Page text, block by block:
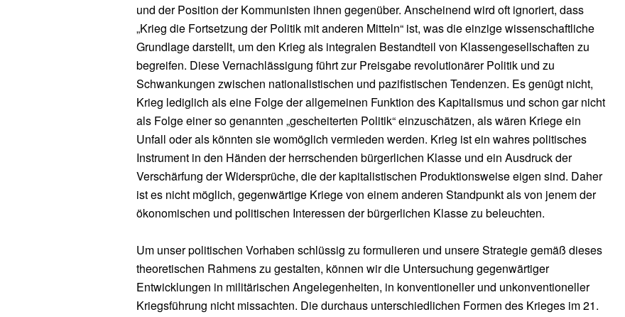
und der Position der Kommunisten ihnen gegenüber. Anscheinend wird oft ignoriert, dass
„Krieg die Fortsetzung der Politik mit anderen Mitteln“ ist, was die einzige wissenschaftliche
Grundlage darstellt, um den Krieg als integralen Bestandteil von Klassengesellschaften zu
begreifen. Diese Vernachlässigung führt zur Preisgabe revolutionärer Politik und zu
Schwankungen zwischen nationalistischen und pazifistischen Tendenzen. Es genügt nicht,
Krieg lediglich als eine Folge der allgemeinen Funktion des Kapitalismus und schon gar nicht
als Folge einer so genannten „gescheiterten Politik“ einzuschätzen, als wären Kriege ein
Unfall oder als könnten sie womöglich vermieden werden. Krieg ist ein wahres politisches
Instrument in den Händen der herrschenden bürgerlichen Klasse und ein Ausdruck der
Verschärfung der Widersprüche, die der kapitalistischen Produktionsweise eigen sind. Daher
ist es nicht möglich, gegenwärtige Kriege von einem anderen Standpunkt als von jenem der
ökonomischen und politischen Interessen der bürgerlichen Klasse zu beleuchten.
Um unser politischen Vorhaben schlüssig zu formulieren und unsere Strategie gemäß dieses
theoretischen Rahmens zu gestalten, können wir die Untersuchung gegenwärtiger
Entwicklungen in militärischen Angelegenheiten, in konventioneller und unkonventioneller
Kriegsführung nicht missachten. Die durchaus unterschiedlichen Formen des Krieges im 21.